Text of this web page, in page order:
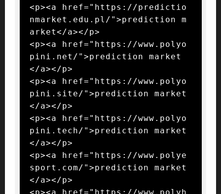
<p><a href="https://predictio
nmarket.edu.pl/">prediction m
arket</a></p>
<p><a href="https://www.polyo
pini.net/">prediction market
</a></p>
<p><a href="https://www.polyo
pini.site/">prediction market
</a></p>
<p><a href="https://www.polyo
pini.tech/">prediction market
</a></p>
<p><a href="https://www.polye
sport.com/">prediction market
</a></p>
<p><a href="https://www.polyh